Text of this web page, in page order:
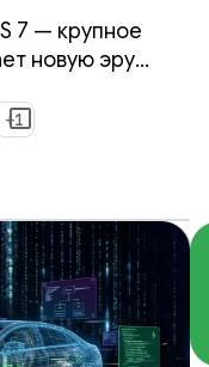
7 — крупное
новую эру
так и для
+1